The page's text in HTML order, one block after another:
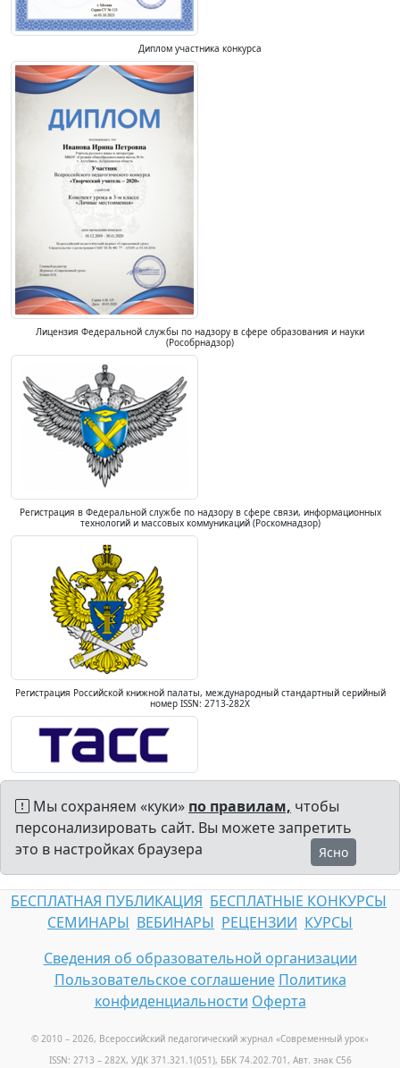
Диплом участника конкурса
Лицензия Федеральной службы по надзору в сфере образования и науки
(Рособрнадзор)
Регистрация в Федеральной службе по надзору в сфере связи, информационных
технологий и массовых коммуникаций (Роскомнадзор)
Регистрация Российской книжной палаты, международный стандартный серийный
номер ISSN: 2713-282X
Мы сохраняем «куки» по правилам, чтобы
персонализировать сайт. Вы можете запретить
это в настройках браузера
Ясно
БЕСПЛАТНАЯ ПУБЛИКАЦИЯ БЕСПЛАТНЫЕ КОНКУРСЫ
СЕМИНАРЫ ВЕБИНАРЫ РЕЦЕНЗИИ КУРСЫ
Сведения об образовательной организации
Пользовательское соглашение Политика
конфиденциальности Оферта
© 2010 – 2026, Всероссийский педагогический журнал «Современный урок»
ISSN: 2713 – 282X, УДК 371.321.1(051), ББК 74.202.701, Авт. знак С56